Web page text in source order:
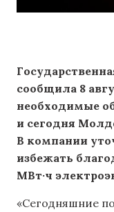
сообщила 8
необходимые
и сегодня
В компании
избежать
МВт·ч
«Сегодняшние